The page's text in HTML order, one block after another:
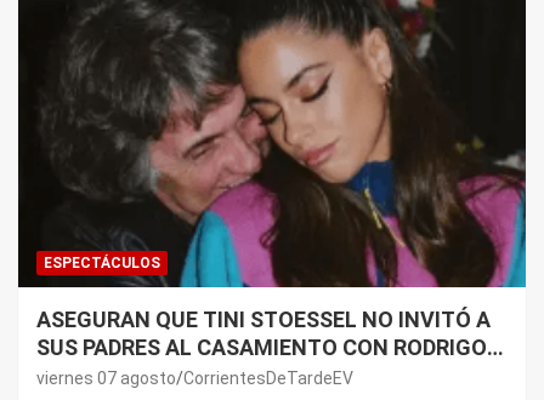
ESPECTÁCULOS
ASEGURAN QUE TINI STOESSEL NO INVITÓ A
SUS PADRES AL CASAMIENTO CON RODRIGO
DE PAUL: LOS MOTIVOS
viernes 07 agosto CorrientesDeTardeEV